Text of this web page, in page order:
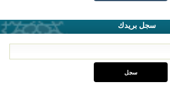
سجل بريدك